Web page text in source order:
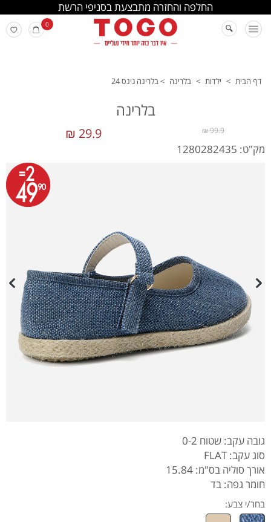
החלפה והחזרה מתבצעת בסניפי הרשת
0
דף הבית > ילדות > בלרינה >בלרינה גינס 24
בלרינה
29.9 ₪ 99.9 ₪
מק"ט: 1280282435
גובה עקב: שטוח 0-2
סוג עקב: FLAT
אורך סוליה בס"מ: 15.84
חומר גפה: בד
בחר/י צבע: